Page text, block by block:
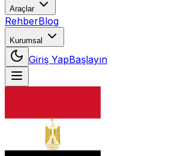
Araçlar
RehberBlog
Kurumsal
Giriş YapBaşlayın